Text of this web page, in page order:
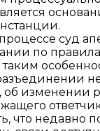
суд
по
таким
об изменении
что недавно